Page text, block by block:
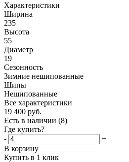
Характеристики
Ширина
235
Высота
55
Диаметр
19
Сезонность
Зимние нешипованные
Шипы
Нешипованные
Все характеристики
19 400 руб.
Есть в наличии (8)
Где купить?
-
+
В корзину
Купить в 1 клик